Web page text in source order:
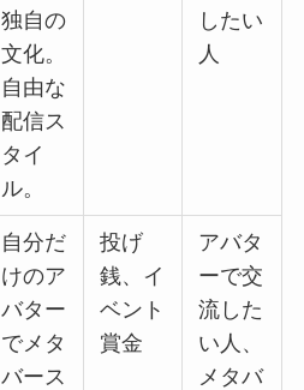
独自の
文化。
自由な
配信ス
タイ
ル。
したい
人
自分だ
けのア
バター
でメタ
バース
投げ
銭、イ
ベント
賞金
アバタ
ーで交
流した
い人、
メタバ